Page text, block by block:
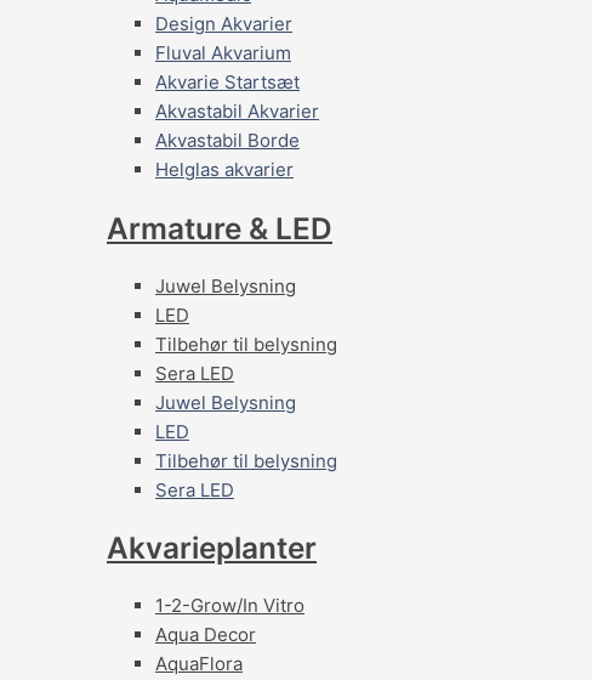
Design Akvarier
Fluval Akvarium
Akvarie Startsæt
Akvastabil Akvarier
Akvastabil Borde
Helglas akvarier
Armature & LED
Juwel Belysning
LED
Tilbehør til belysning
Sera LED
Juwel Belysning
LED
Tilbehør til belysning
Sera LED
Akvarieplanter
1-2-Grow/In Vitro
Aqua Decor
AquaFlora